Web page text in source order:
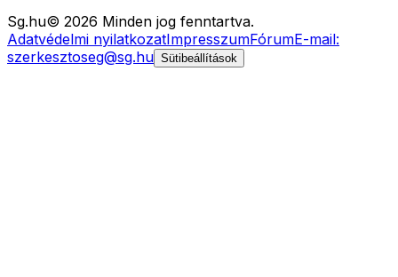
Sg.hu© 2026 Minden jog fenntartva.
Adatvédelmi nyilatkozatImpresszumFórumE-mail:
szerkesztoseg@sg.hu Sütibeállítások